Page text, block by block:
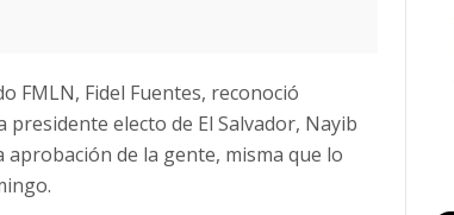
FMLN, Fidel Fuentes, reconoció
electo de El Salvador, Nayib
de la gente, misma que lo